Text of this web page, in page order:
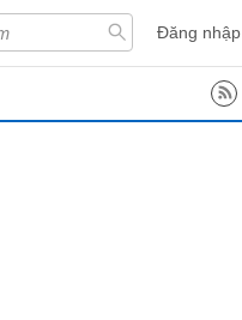
Đăng nhập